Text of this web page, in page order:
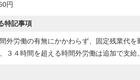
円
特記事項
外労働の有無にかかわらず、固定残業代を
３４時間を超える時間外労働は追加で支給